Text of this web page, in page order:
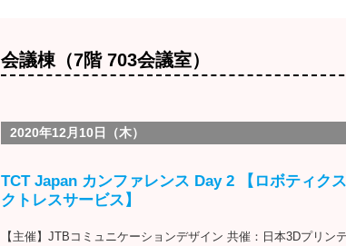
会議棟（7階 703会議室）
2020年12月10日（木）
TCT Japan カンファレンス Day 2 【ロボティク
クトレスサービス】
【主催】JTBコミュニケーションデザイン 共催：日本3Dプリン